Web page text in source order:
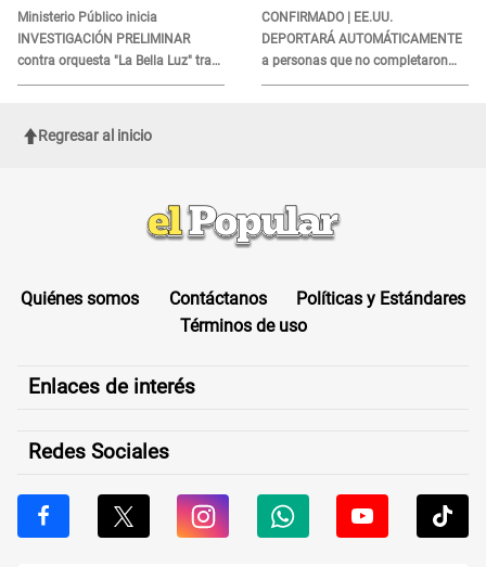
Ministerio Público inicia
INVESTIGACIÓN PRELIMINAR
contra orquesta "La Bella Luz" tras
DENUNCIA de Naldy Saldaña
realizaron
CONFIRMADO | EE.UU.
DEPORTARÁ AUTOMÁTICAMENTE
a personas que no completaron
este formulario clave
Regresar al inicio
Quiénes somos Contáctanos
Políticas y Estándares
Términos de uso
Enlaces de interés
Redes Sociales